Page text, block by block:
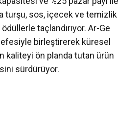
turşu, sos, içecek ve temizlik
taçlandırıyor. Ar-Ge
birleştirerek küresel
kaliteyi ön planda tutan ürün
sürdürüyor.